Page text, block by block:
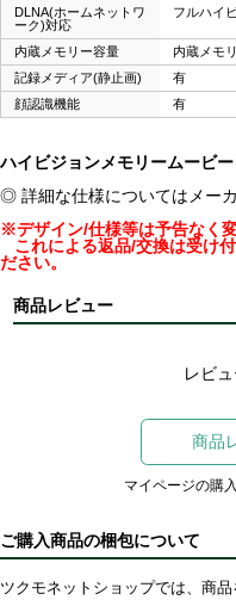
DLNA(ホームネットワ
ーク)対応
フルハイ
内蔵メモリー容量
内蔵メモ
記録メディア(静止画)
有
顔認識機能
有
ハイビジョンメモリームービー
◎ 詳細な仕様についてはメー
※デザイン/仕様等は予告なく
これによる返品/交換は受け
ださい。
商品レビュー
レビ
商品
マイページの購
ご購入商品の梱包について
ツクモネットショップでは、商